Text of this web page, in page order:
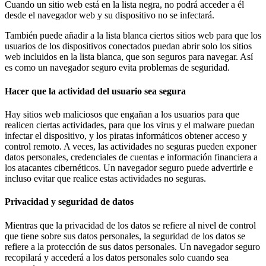
Cuando un sitio web está en la lista negra, no podrá acceder a él
desde el navegador web y su dispositivo no se infectará.
También puede añadir a la lista blanca ciertos sitios web para que los
usuarios de los dispositivos conectados puedan abrir solo los sitios
web incluidos en la lista blanca, que son seguros para navegar. Así
es como un navegador seguro evita problemas de seguridad.
Hacer que la actividad del usuario sea segura
Hay sitios web maliciosos que engañan a los usuarios para que
realicen ciertas actividades, para que los virus y el malware puedan
infectar el dispositivo, y los piratas informáticos obtener acceso y
control remoto. A veces, las actividades no seguras pueden exponer
datos personales, credenciales de cuentas e información financiera a
los atacantes cibernéticos. Un navegador seguro puede advertirle e
incluso evitar que realice estas actividades no seguras.
Privacidad y seguridad de datos
Mientras que la privacidad de los datos se refiere al nivel de control
que tiene sobre sus datos personales, la seguridad de los datos se
refiere a la protección de sus datos personales. Un navegador seguro
recopilará y accederá a los datos personales solo cuando sea